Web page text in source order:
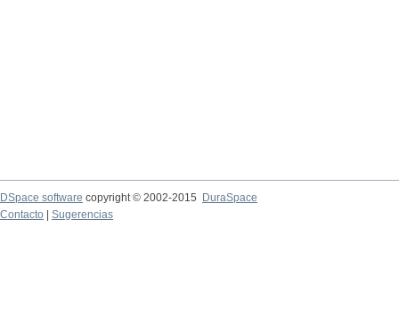
DSpace software copyright © 2002-2015
DuraSpace
Contacto
Sugerencias